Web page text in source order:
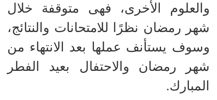
والعلوم الأخرى، فهى متوقفة خلال
شهر رمضان نظرًا للامتحانات والنتائج،
وسوف يستأنف عملها بعد الانتهاء من
شهر رمضان والاحتفال بعيد الفطر
المبارك.